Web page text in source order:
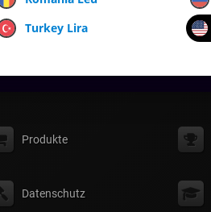
Turkey Lira
Produkte
Datenschutz